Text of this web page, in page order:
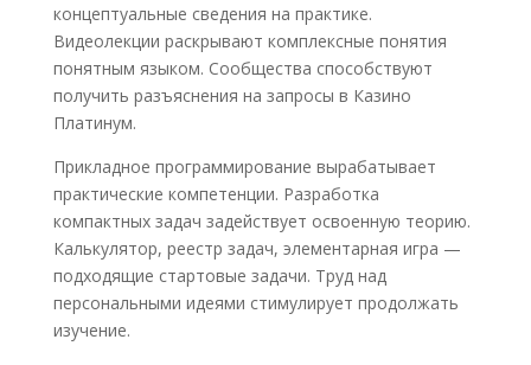
концептуальные сведения на практике.
Видеолекции раскрывают комплексные понятия
понятным языком. Сообщества способствуют
получить разъяснения на запросы в Казино
Платинум.
Прикладное программирование вырабатывает
практические компетенции. Разработка
компактных задач задействует освоенную теорию.
Калькулятор, реестр задач, элементарная игра —
подходящие стартовые задачи. Труд над
персональными идеями стимулирует продолжать
изучение.